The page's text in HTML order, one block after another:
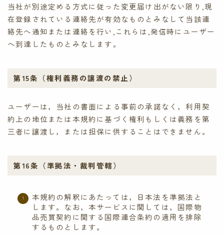
当社が別途定める方式に従った変更届け出がない限り,現
在登録されている連絡先が有効なものとみなして当該連
絡先へ通知または連絡を行い,これらは,発信時にユーザー
へ到達したものとみなします。
第15条（権利義務の譲渡の禁止）
ユーザーは，当社の書面による事前の承諾なく，利用契
約上の地位または本規約に基づく権利もしくは義務を第
三者に譲渡し，または担保に供することはできません。
第16条（準拠法・裁判管轄）
本規約の解釈にあたっては，日本法を準拠法と
します。なお，本サービスに関しては，国際物
品売買契約に関する国際連合条約の適用を排除
するものとします。